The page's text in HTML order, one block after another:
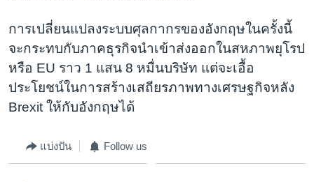
การเปลี่ยนแปลงระบบศุลกากรของอังกฤษในครั้งนี้
จะกระทบกับภาคธุรกิจนำเข้าส่งออกในสหภาพยุโรป
หรือ EU ราว 1 แสน 8 หมื่นบริษัท แต่จะเอื้อ
ประโยชน์ในการสร้างเสถียรภาพทางเศรษฐกิจหลัง
Brexit ให้กับอังกฤษได้
แบ่งปัน Follow us